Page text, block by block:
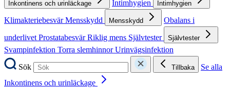
Inkontinens och urinläckage Intimhygien Intimhygien
KlimakteriebesvärMensskydd Mensskydd
Obalans i
underlivetProstatabesvärRiklig mens Självtester Självtester
Svampinfektion Torra slemhinnorUrinvägsinfektion
Sök
Tillbaka
Se alla
Inkontinens och urinläckage